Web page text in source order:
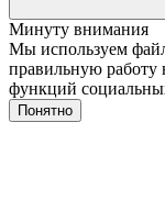
Минуту внимания
Мы используем
правильную работу
функций
Понятно